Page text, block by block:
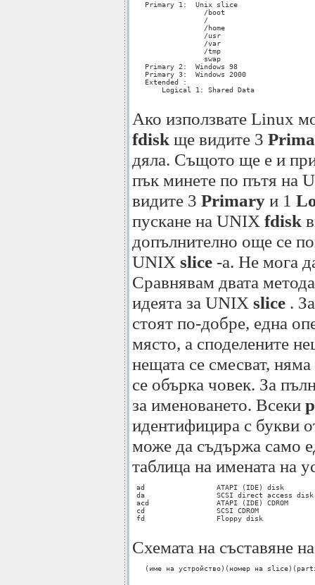
   Primary 1:  Unix slice
                 /boot
                 /
                 /home
                 /usr
                 /var
                 /tmp
                 swap
   Primary 2:  Windows 98
   Primary 3:  Windows 2000
   Extended :
       Logical 1: Shared Data
Ако използвате Linux
fdisk ще видите 3
дяла. Същото ще е и
пък минете по пътя на
видите 3 Primary и 1
пускане на UNIX fdisk
допълнително още се
UNIX slice -a. Не мога
Сравнявам двата
идеята за UNIX slice .
стоят по-добре, една
място, а споделените
нещата се смесват,
се обърка човек. За
за именоването. Всеки
идентифицира с букви
може да съдържа само
таблица на имената на
ad                 ATAPI (IDE) disk
da                 SCSI direct access
acd                ATAPI (IDE) CDROM
cd                 SCSI CDROM
fd                 Floppy disk
Схемата на съставяне
(име на устройство)(номер на